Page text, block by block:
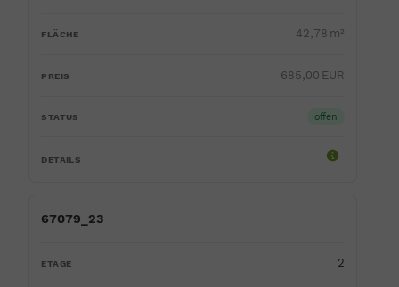
42,78 m²
685,00 EUR
offen
67079_23
2